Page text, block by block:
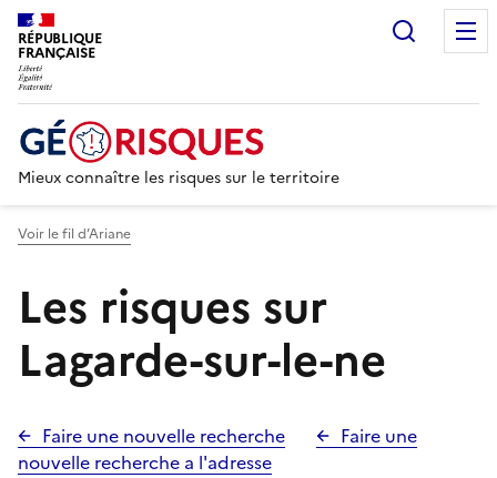
RÉPUBLIQUE
FRANÇAISE
Mieux connaître les risques sur le territoire
Voir le fil d’Ariane
Les risques sur
Lagarde-sur-le-ne
Faire une nouvelle recherche
Faire une
nouvelle recherche a l'adresse